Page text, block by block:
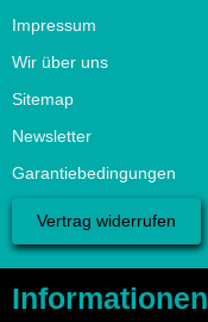
Impressum
Wir über uns
Sitemap
Newsletter
Garantiebedingungen
Vertrag widerrufen
Informationen